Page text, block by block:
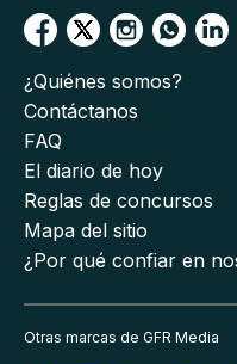
¿Quiénes somos?
Contáctanos
FAQ
El diario de hoy
Reglas de concursos
Mapa del sitio
¿Por qué confiar en
Otras marcas de GFR Media